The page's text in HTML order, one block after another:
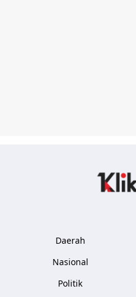
Daerah
Nasional
Politik